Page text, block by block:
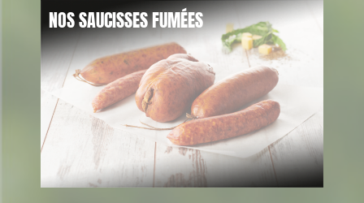
NOS SAUCISSES FUMÉES